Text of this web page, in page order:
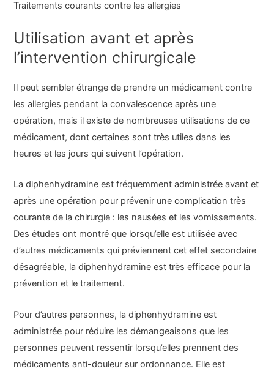
Traitements courants contre les allergies
Utilisation avant et après
l’intervention chirurgicale
Il peut sembler étrange de prendre un médicament contre
les allergies pendant la convalescence après une
opération, mais il existe de nombreuses utilisations de ce
médicament, dont certaines sont très utiles dans les
heures et les jours qui suivent l’opération.
La diphenhydramine est fréquemment administrée avant et
après une opération pour prévenir une complication très
courante de la chirurgie : les nausées et les vomissements.
Des études ont montré que lorsqu’elle est utilisée avec
d’autres médicaments qui préviennent cet effet secondaire
désagréable, la diphenhydramine est très efficace pour la
prévention et le traitement.
Pour d’autres personnes, la diphenhydramine est
administrée pour réduire les démangeaisons que les
personnes peuvent ressentir lorsqu’elles prennent des
médicaments anti-douleur sur ordonnance. Elle est